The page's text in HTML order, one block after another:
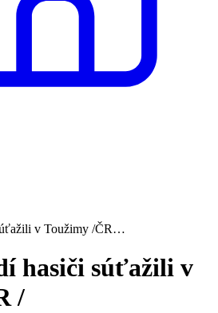
v Toužimy /ČR…
hasiči súťažili v
/